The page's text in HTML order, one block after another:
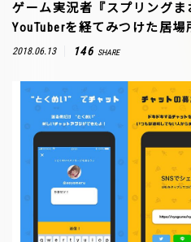
ゲーム実況者『スプリングま
YouTuberを経てみつけた居場
2018.06.13 146 SHARE